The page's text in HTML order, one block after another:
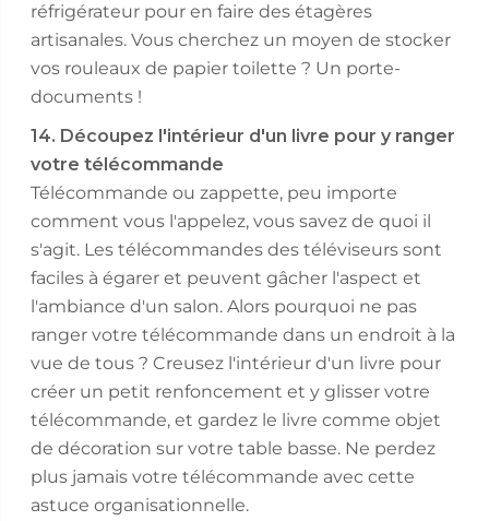
réfrigérateur pour en faire des étagères
artisanales. Vous cherchez un moyen de stocker
vos rouleaux de papier toilette ? Un porte-
documents !
14. Découpez l'intérieur d'un livre pour y ranger
votre télécommande
Télécommande ou zappette, peu importe
comment vous l'appelez, vous savez de quoi il
s'agit. Les télécommandes des téléviseurs sont
faciles à égarer et peuvent gâcher l'aspect et
l'ambiance d'un salon. Alors pourquoi ne pas
ranger votre télécommande dans un endroit à la
vue de tous ? Creusez l'intérieur d'un livre pour
créer un petit renfoncement et y glisser votre
télécommande, et gardez le livre comme objet
de décoration sur votre table basse. Ne perdez
plus jamais votre télécommande avec cette
astuce organisationnelle.